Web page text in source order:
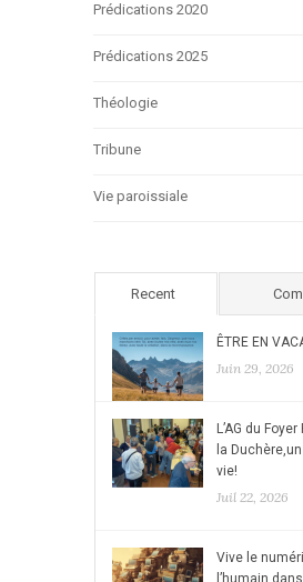
Prédications 2020
Prédications 2025
Théologie
Tribune
Vie paroissiale
Recent
ÊTRE EN
Juin 29, 2026
L’AG du
la
vie!
Juil 22, 2026
Vive le